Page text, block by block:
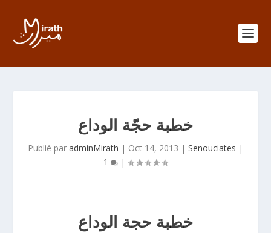
خطبة حجّة الوداع
Publié par adminMirath | Oct 14, 2013 | Senouciates |
1
|
خطبة حجة الوداع